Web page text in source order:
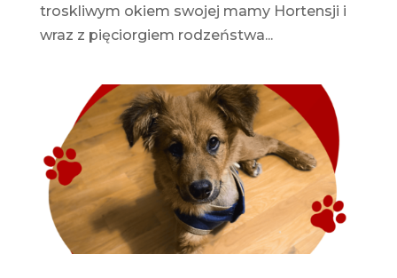
troskliwym okiem swojej mamy Hortensji i
wraz z pięciorgiem rodzeństwa...